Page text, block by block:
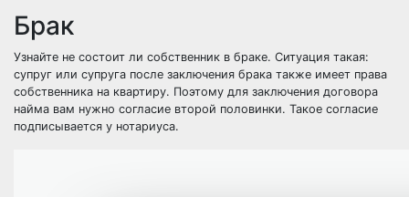
Брак
Узнайте не состоит ли собственник в браке. Ситуация такая:
супруг или супруга после заключения брака также имеет права
собственника на квартиру. Поэтому для заключения договора
найма вам нужно согласие второй половинки. Такое согласие
подписывается у нотариуса.